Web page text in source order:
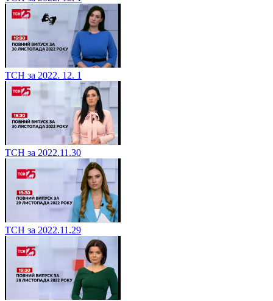
ТСН за 2022. 12. 1
ТСН за 2022.11.30
ТСН за 2022.11.29